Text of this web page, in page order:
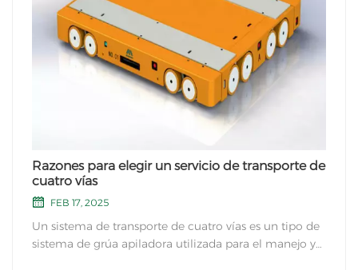
Razones para elegir un servicio de transporte de
cuatro vías
FEB 17, 2025
Un sistema de transporte de cuatro vías es un tipo de
sistema de grúa apiladora utilizada para el manejo y